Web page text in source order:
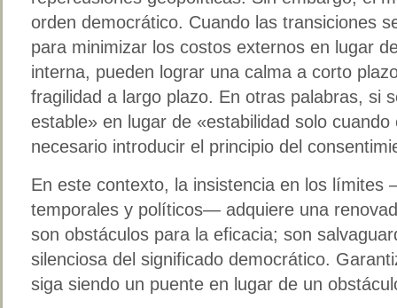
orden democrático. Cuando las transiciones
para minimizar los costos externos en lugar
interna, pueden lograr una calma a corto
fragilidad a largo plazo. En otras palabras, si
estable» en lugar de «estabilidad solo
necesario introducir el principio del
En este contexto, la insistencia en los límites
temporales y políticos— adquiere una
son obstáculos para la eficacia; son
silenciosa del significado democrático.
siga siendo un puente en lugar de un